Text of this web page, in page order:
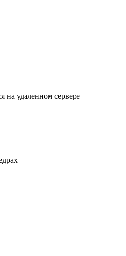
на удаленном сервере